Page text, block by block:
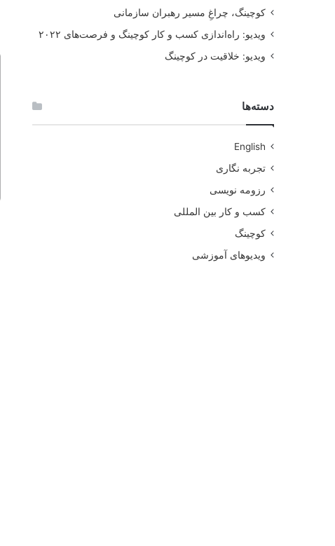
کوچینگ، چراغِ مسیر رهبران سازمانی
ویدیو: راه‌اندازی کسب و کار کوچینگ و فرصت‌های ۲۰۲۲
ویدیو: خلاقیت در کوچینگ
دسته‌ها
English
تجربه نگاری
رزومه نویسی
کسب و کار بین المللی
کوچینگ
ویدیوهای آموزشی